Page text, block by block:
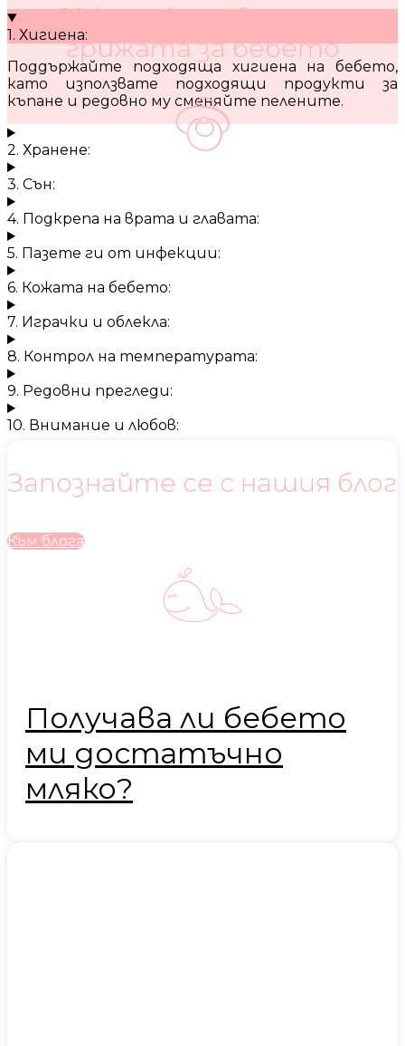
10 кратки съвета за
грижата за бебето
1. Хигиена:
Поддържайте подходяща хигиена на бебето,
като използвате подходящи продукти за
къпане и редовно му сменяйте пелените.
2. Хранене:
3. Сън:
4. Подкрепа на врата и главата:
5. Пазете ги от инфекции:
6. Кожата на бебето:
7. Играчки и облекла:
8. Контрол на температурата:
9. Редовни прегледи:
10. Внимание и любов:
Запознайте се с нашия блог
Към блога
Получава ли бебето
ми достатъчно
мляко?